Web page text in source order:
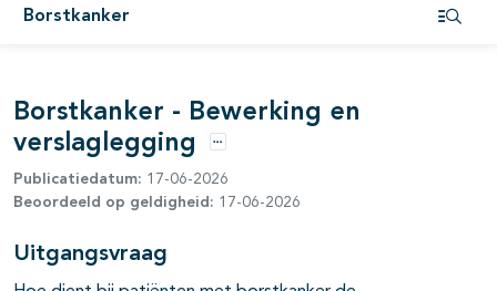
Borstkanker
Borstkanker - Bewerking en
verslaglegging
Opties
Publicatiedatum: 17-06-2026
Beoordeeld op geldigheid: 17-06-2026
Uitgangsvraag